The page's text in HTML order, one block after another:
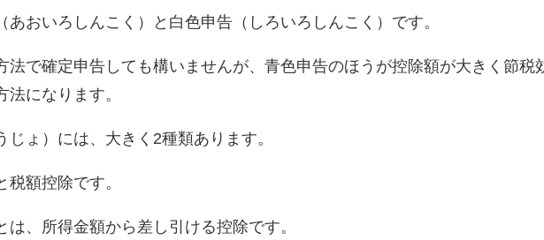
あおいろしんこく）と白色申告（しろいろしんこく）です。
法で確定申告しても構いませんが、青色申告のほうが控除額が大きく節税
法になります。
じょ）には、大きく2種類あります。
税額控除です。
は、所得金額から差し引ける控除です。